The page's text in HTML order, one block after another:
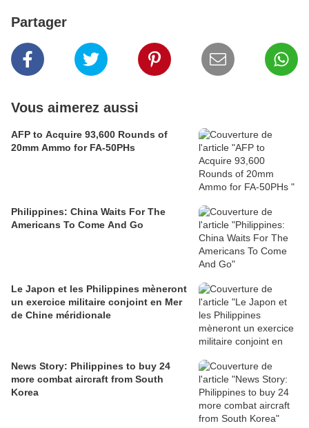
Partager
Vous aimerez aussi
AFP to Acquire 93,600 Rounds of
20mm Ammo for FA-50PHs
Philippines: China Waits For The
Americans To Come And Go
Le Japon et les Philippines mèneront
un exercice militaire conjoint en Mer
de Chine méridionale
News Story: Philippines to buy 24
more combat aircraft from South
Korea